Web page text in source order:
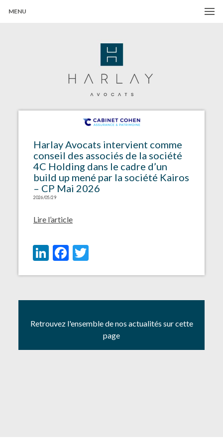
MENU
Harlay Avocats intervient comme
conseil des associés de la société
4C Holding dans le cadre d’un
build up mené par la société Kairos
– CP Mai 2026
2026/05/29
Lire l’article
LinkedIn
Facebook
Twitter
Retrouvez l'ensemble de nos actualités sur cette
page